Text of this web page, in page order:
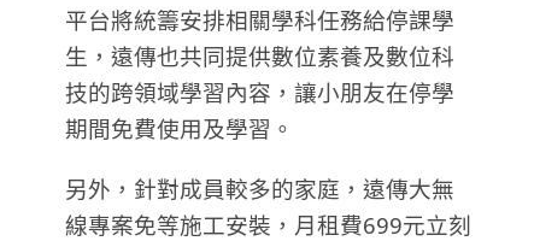
平台將統籌安排相關學科任務給停課學
生，遠傳也共同提供數位素養及數位科
技的跨領域學習內容，讓小朋友在停學
期間免費使用及學習。
另外，針對成員較多的家庭，遠傳大無
線專案免等施工安裝，月租費699元立刻